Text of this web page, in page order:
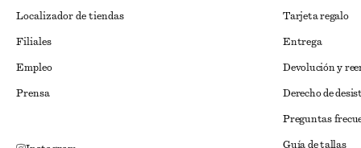
Localizador de tiendas
Filiales
Empleo
Prensa
Tarjeta regalo
Entrega
Devolución y
Derecho de
Preguntas
Guía de tallas